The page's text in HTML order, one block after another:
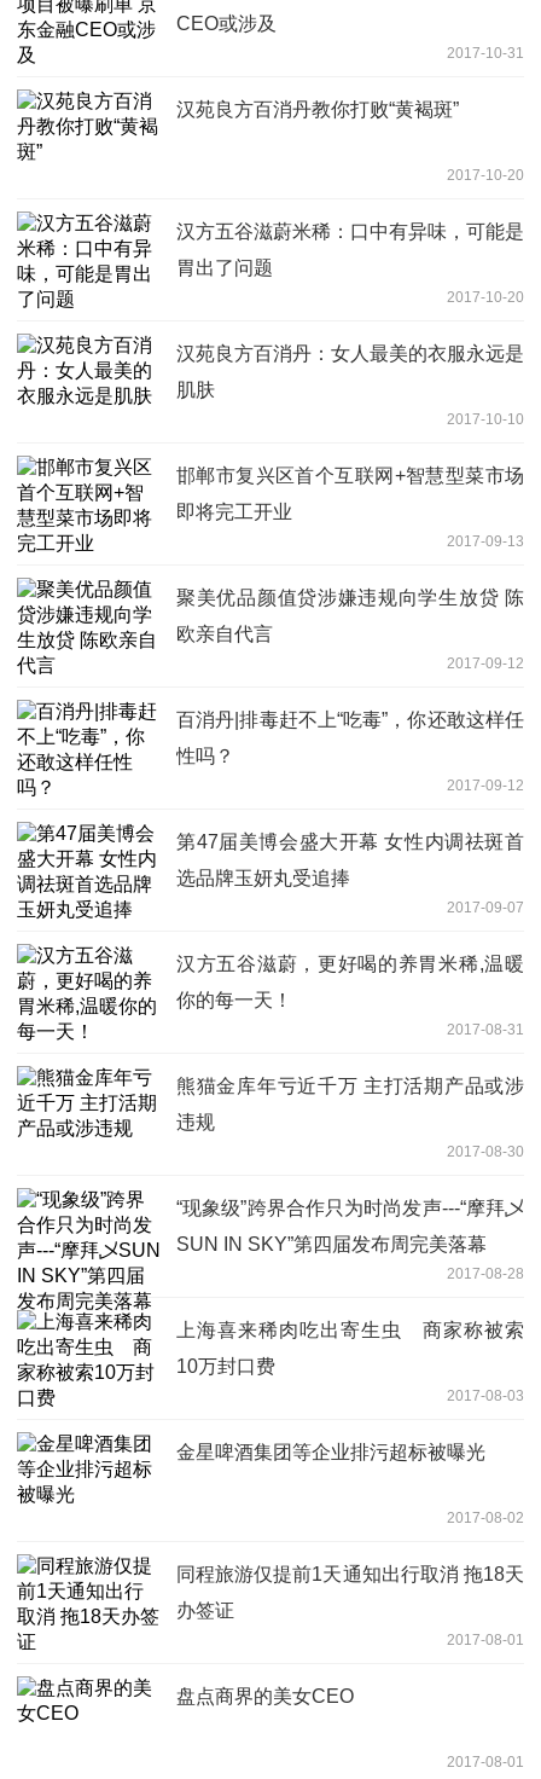
CEO或涉及
2017-10-31
汉苑良方百消丹教你打败“黄褐斑”
2017-10-20
汉方五谷滋蔚米稀：口中有异味，可能是
胃出了问题
2017-10-20
汉苑良方百消丹：女人最美的衣服永远是
肌肤
2017-10-10
邯郸市复兴区首个互联网+智慧型菜市场
即将完工开业
2017-09-13
聚美优品颜值贷涉嫌违规向学生放贷 陈
欧亲自代言
2017-09-12
百消丹|排毒赶不上“吃毒”，你还敢这样任
性吗？
2017-09-12
第47届美博会盛大开幕 女性内调祛斑首
选品牌玉妍丸受追捧
2017-09-07
汉方五谷滋蔚，更好喝的养胃米稀,温暖
你的每一天！
2017-08-31
熊猫金库年亏近千万 主打活期产品或涉
违规
2017-08-30
“现象级”跨界合作只为时尚发声---“摩拜乄
SUN IN SKY”第四届发布周完美落幕
2017-08-28
上海喜来稀肉吃出寄生虫 商家称被索
10万封口费
2017-08-03
金星啤酒集团等企业排污超标被曝光
2017-08-02
同程旅游仅提前1天通知出行取消 拖18天
办签证
2017-08-01
盘点商界的美女CEO
2017-08-01